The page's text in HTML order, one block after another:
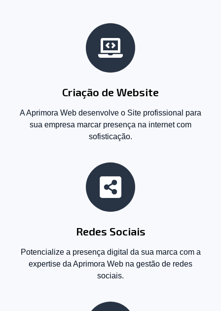
Criação de Website
A Aprimora Web desenvolve o Site profissional para
sua empresa marcar presença na internet com
sofisticação.
Redes Sociais
Potencialize a presença digital da sua marca com a
expertise da Aprimora Web na gestão de redes
sociais.